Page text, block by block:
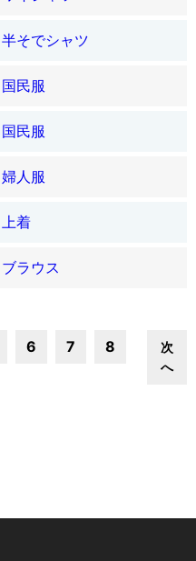
半そでシャツ
国民服
国民服
婦人服
上着
ブラウス
6 7 8
次
へ